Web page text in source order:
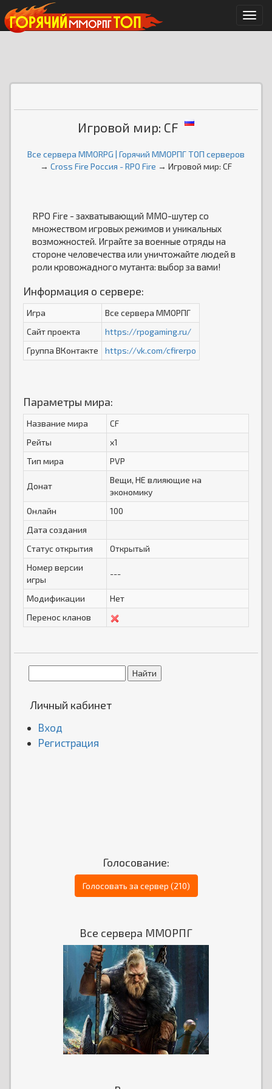
Меню
Игровой мир: CF
Все сервера MMORPG | Горячий ММОРПГ ТОП серверов
→ Cross Fire Россия - RPO Fire → Игровой мир: CF
RPO Fire - захватывающий MMO-шутер со
множеством игровых режимов и уникальных
возможностей. Играйте за военные отряды на
стороне человечества или уничтожайте людей в
роли кровожадного мутанта: выбор за вами!
Информация о сервере:
Игра
Все сервера ММОРПГ
Сайт проекта
https://rpogaming.ru/
Группа ВКонтакте
https://vk.com/cfirerpo
Параметры мира:
Название мира
CF
Рейты
x1
Тип мира
PVP
Донат
Вещи, НЕ влияющие на
экономику
Онлайн
100
Дата создания
Статус открытия
Открытый
Номер версии
игры
---
Модификации
Нет
Перенос кланов
Личный кабинет
Вход
Регистрация
Голосование:
Голосовать за сервер (210)
Все сервера ММОРПГ